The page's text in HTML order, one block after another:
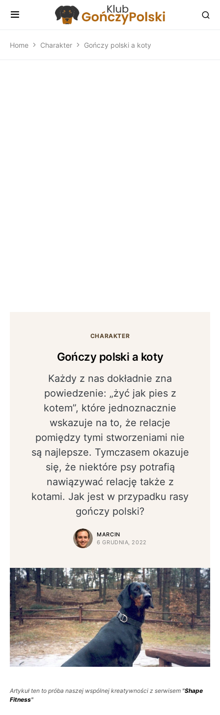
Home Charakter Gończy polski a koty
CHARAKTER
Gończy polski a koty
Każdy z nas dokładnie zna
powiedzenie: „żyć jak pies z
kotem”, które jednoznacznie
wskazuje na to, że relacje
pomiędzy tymi stworzeniami nie
są najlepsze. Tymczasem okazuje
się, że niektóre psy potrafią
nawiązywać relację także z
kotami. Jak jest w przypadku rasy
gończy polski?
MARCIN
6 GRUDNIA, 2022
Artykuł ten to próba naszej wspólnej kreatywności z serwisem "Shape
Fitness"